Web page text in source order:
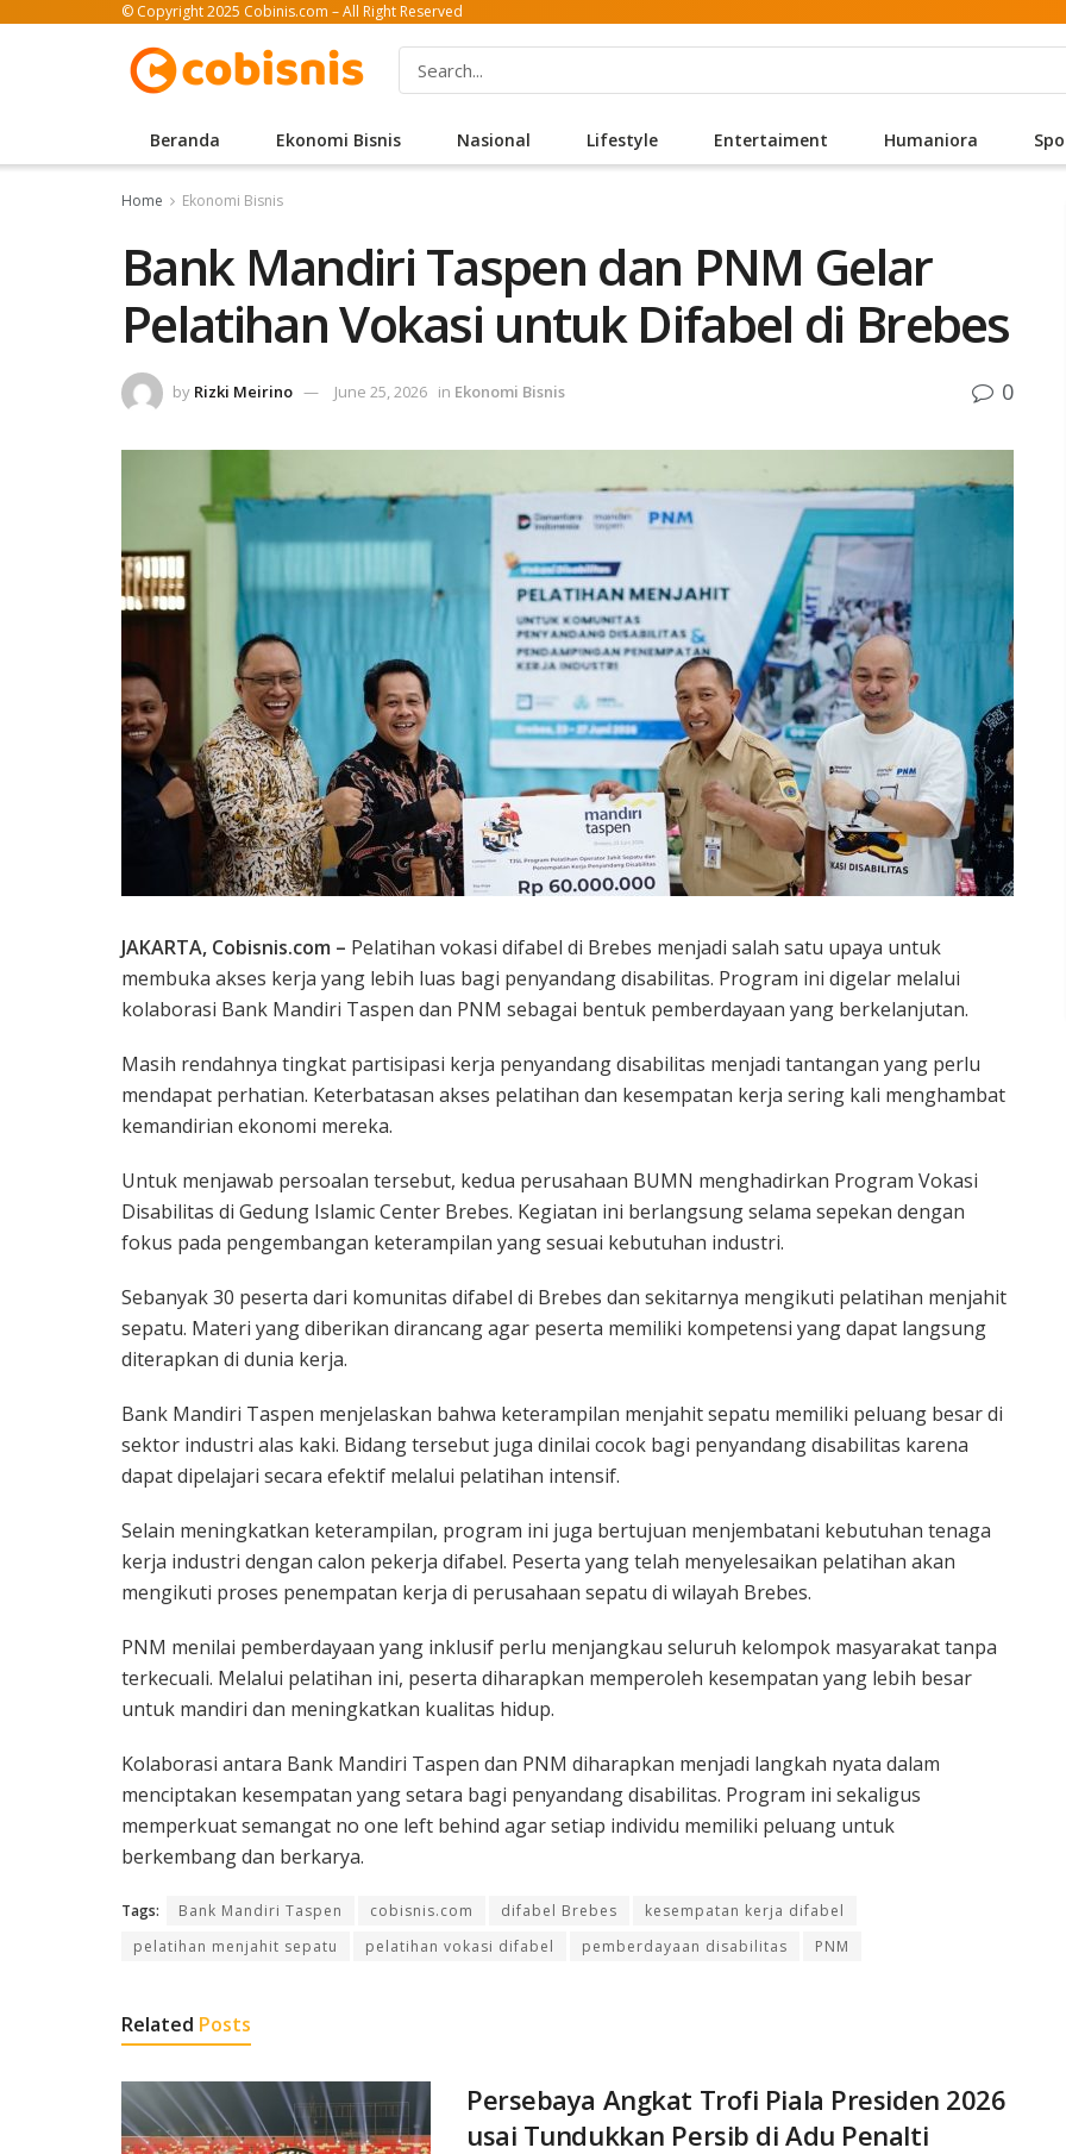
© Copyright 2025 Cobinis.com – All Right Reserved
Beranda Ekonomi Bisnis Nasional Lifestyle Entertaiment Humaniora
Home Ekonomi Bisnis
Bank Mandiri Taspen dan PNM Gelar
Pelatihan Vokasi untuk Difabel di Brebes
by Rizki Meirino June 25, 2026 in Ekonomi Bisnis 0
JAKARTA, Cobisnis.com – Pelatihan vokasi difabel di Brebes menjadi salah satu upaya untuk
membuka akses kerja yang lebih luas bagi penyandang disabilitas. Program ini digelar melalui
kolaborasi Bank Mandiri Taspen dan PNM sebagai bentuk pemberdayaan yang berkelanjutan.
Masih rendahnya tingkat partisipasi kerja penyandang disabilitas menjadi tantangan yang perlu
mendapat perhatian. Keterbatasan akses pelatihan dan kesempatan kerja sering kali menghambat
kemandirian ekonomi mereka.
Untuk menjawab persoalan tersebut, kedua perusahaan BUMN menghadirkan Program Vokasi
Disabilitas di Gedung Islamic Center Brebes. Kegiatan ini berlangsung selama sepekan dengan
fokus pada pengembangan keterampilan yang sesuai kebutuhan industri.
Sebanyak 30 peserta dari komunitas difabel di Brebes dan sekitarnya mengikuti pelatihan menjahit
sepatu. Materi yang diberikan dirancang agar peserta memiliki kompetensi yang dapat langsung
diterapkan di dunia kerja.
Bank Mandiri Taspen menjelaskan bahwa keterampilan menjahit sepatu memiliki peluang besar di
sektor industri alas kaki. Bidang tersebut juga dinilai cocok bagi penyandang disabilitas karena
dapat dipelajari secara efektif melalui pelatihan intensif.
Selain meningkatkan keterampilan, program ini juga bertujuan menjembatani kebutuhan tenaga
kerja industri dengan calon pekerja difabel. Peserta yang telah menyelesaikan pelatihan akan
mengikuti proses penempatan kerja di perusahaan sepatu di wilayah Brebes.
PNM menilai pemberdayaan yang inklusif perlu menjangkau seluruh kelompok masyarakat tanpa
terkecuali. Melalui pelatihan ini, peserta diharapkan memperoleh kesempatan yang lebih besar
untuk mandiri dan meningkatkan kualitas hidup.
Kolaborasi antara Bank Mandiri Taspen dan PNM diharapkan menjadi langkah nyata dalam
menciptakan kesempatan yang setara bagi penyandang disabilitas. Program ini sekaligus
memperkuat semangat no one left behind agar setiap individu memiliki peluang untuk
berkembang dan berkarya.
Tags: Bank Mandiri Taspen cobisnis.com difabel Brebes
kesempatan kerja difabel
pelatihan menjahit sepatu
pelatihan vokasi difabel pemberdayaan disabilitas PNM
Related Posts
Persebaya Angkat Trofi Piala Presiden 2026
usai Tundukkan Persib di Adu Penalti